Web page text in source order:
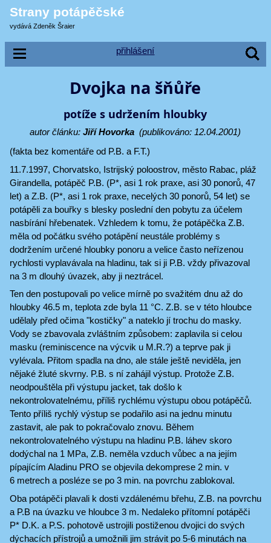
Strany potápěčské
vydává Zdeněk Šraier
přihlášení
Dvojka na šňůře
potíže s udržením hloubky
autor článku:Jiří Hovorka (publikováno: 12.04.2001)
(fakta bez komentáře od P.B. a F.T.)
11.7.1997, Chorvatsko, Istrijský poloostrov, město Rabac, pláž
Girandella, potápěč P.B. (P*, asi 1 rok praxe, asi 30 ponorů, 47
let) a Z.B. (P*, asi 1 rok praxe, necelých 30 ponorů, 54 let) se
potápěli za bouřky s blesky poslední den pobytu za účelem
nasbírání hřebenatek. Vzhledem k tomu, že potápěčka Z.B.
měla od počátku svého potápění neustále problémy s
dodržením určené hloubky ponoru a velice často neřízenou
rychlosti vyplavávala na hladinu, tak si ji P.B. vždy přivazoval
na 3 m dlouhý úvazek, aby ji neztrácel.
Ten den postupovali po velice mírně po svažitém dnu až do
hloubky 46.5 m, teplota zde byla 11 °C. Z.B. se v této hloubce
udělaly před očima "kostičky" a nateklo jí trochu do masky.
Vody se zbavovala zvláštním způsobem: zaplavila si celou
masku (reminiscence na výcvik u M.R.?) a teprve pak ji
vylévala. Přitom spadla na dno, ale stále ještě neviděla, jen
nějaké žluté skvrny. P.B. s ní zahájil výstup. Protože Z.B.
neodpouštěla při výstupu jacket, tak došlo k
nekontrolovatelnému, příliš rychlému výstupu obou potápěčů.
Tento příliš rychlý výstup se podařilo asi na jednu minutu
zastavit, ale pak to pokračovalo znovu. Během
nekontrolovatelného výstupu na hladinu P.B. láhev skoro
dodýchal na 1 MPa, Z.B. neměla vzduch vůbec a na jejím
pípajícím Aladinu PRO se objevila dekomprese 2 min. v
6 metrech a posléze se po 3 min. na povrchu zablokoval.
Oba potápěči plavali k dosti vzdálenému břehu, Z.B. na povrchu
a P.B na úvazku ve hloubce 3 m. Nedaleko přítomní potápěči
P* D.K. a P.S. pohotově ustrojili postiženou dvojici do svých
dýchacích přístrojů a umožnili jim strávit po 5-6 minutách na